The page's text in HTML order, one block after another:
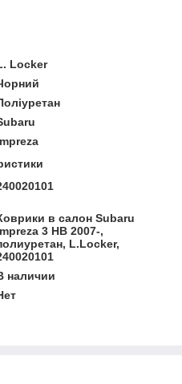
Locker
в салон Subaru
3 HB 2007-,
L.Locker,
наличии